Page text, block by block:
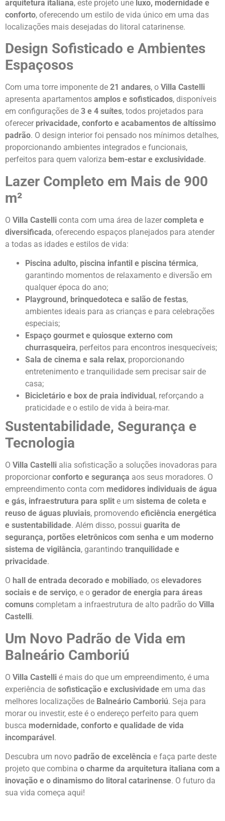
arquitetura italiana, este projeto une luxo, modernidade e
conforto, oferecendo um estilo de vida único em uma das
localizações mais desejadas do litoral catarinense.
Design Sofisticado e Ambientes
Espaçosos
Com uma torre imponente de 21 andares, o Villa Castelli
apresenta apartamentos amplos e sofisticados, disponíveis
em configurações de 3 e 4 suítes, todos projetados para
oferecer privacidade, conforto e acabamentos de altíssimo
padrão. O design interior foi pensado nos mínimos detalhes,
proporcionando ambientes integrados e funcionais,
perfeitos para quem valoriza bem-estar e exclusividade.
Lazer Completo em Mais de 900
m²
O Villa Castelli conta com uma área de lazer completa e
diversificada, oferecendo espaços planejados para atender
a todas as idades e estilos de vida:
Piscina adulto, piscina infantil e piscina térmica,
garantindo momentos de relaxamento e diversão em
qualquer época do ano;
Playground, brinquedoteca e salão de festas,
ambientes ideais para as crianças e para celebrações
especiais;
Espaço gourmet e quiosque externo com
churrasqueira, perfeitos para encontros inesquecíveis;
Sala de cinema e sala relax, proporcionando
entretenimento e tranquilidade sem precisar sair de
casa;
Bicicletário e box de praia individual, reforçando a
praticidade e o estilo de vida à beira-mar.
Sustentabilidade, Segurança e
Tecnologia
O Villa Castelli alia sofisticação a soluções inovadoras para
proporcionar conforto e segurança aos seus moradores. O
empreendimento conta com medidores individuais de água
e gás, infraestrutura para split e um sistema de coleta e
reuso de águas pluviais, promovendo eficiência energética
e sustentabilidade. Além disso, possui guarita de
segurança, portões eletrônicos com senha e um moderno
sistema de vigilância, garantindo tranquilidade e
privacidade.
O hall de entrada decorado e mobiliado, os elevadores
sociais e de serviço, e o gerador de energia para áreas
comuns completam a infraestrutura de alto padrão do Villa
Castelli.
Um Novo Padrão de Vida em
Balneário Camboriú
O Villa Castelli é mais do que um empreendimento, é uma
experiência de sofisticação e exclusividade em uma das
melhores localizações de Balneário Camboriú. Seja para
morar ou investir, este é o endereço perfeito para quem
busca modernidade, conforto e qualidade de vida
incomparável.
Descubra um novo padrão de excelência e faça parte deste
projeto que combina o charme da arquitetura italiana com a
inovação e o dinamismo do litoral catarinense. O futuro da
sua vida começa aqui!